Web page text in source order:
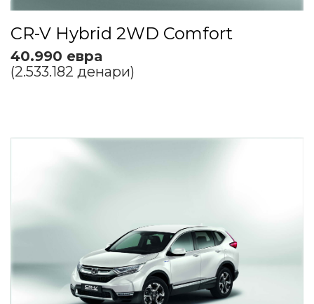
CR-V Hybrid 2WD Comfort
40.990 евра
(2.533.182 денари)